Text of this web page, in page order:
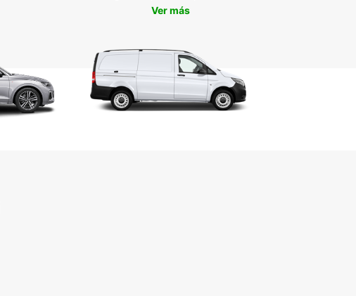
Seguro completo para una tranquilidad total durante
tu viaje
No importa si vienes a Solwezi por negocios o por
placer, Europcar tiene la solución de transporte
perfecta para ti. ¡Reserva tu coche de alquiler hoy y
Ver más